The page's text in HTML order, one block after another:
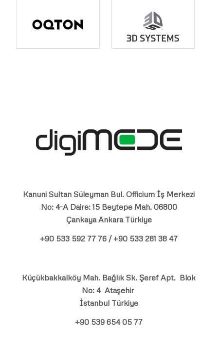
Kanuni Sultan Süleyman Bul. Officium İş Merkezi
No: 4-A Daire: 15 Beytepe Mah. 06800
Çankaya Ankara Türkiye
+90 533 592 77 76 / +90 533 281 38 47
Küçükbakkalköy Mah. Bağlık Sk. Şeref Apt. Blok
No: 4 Ataşehir
İstanbul Türkiye
+90 539 654 05 77